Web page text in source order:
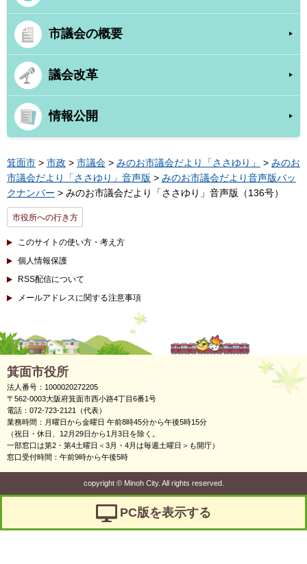
市議会の概要
議会改革
情報公開
箕面市 > 市政 > 市議会 > みのお市議会だより「ささゆり」 > みのお
市議会だより「ささゆり」音声版 > みのお市議会だより音声版バッ
クナンバー > みのお市議会だより「ささゆり」音声版（136号）
市役所への行き方
このサイトの使い方・考え方
個人情報保護
RSS配信について
メールアドレスに関する注意事項
箕面市役所
法人番号：1000020272205
〒562-0003大阪府箕面市西小路4丁目6番1号
電話：072-723-2121（代表）
業務時間：月曜日から金曜日 午前8時45分から午後5時15分
（祝日・休日、12月29日から1月3日を除く。
一部窓口は第2・第4土曜日＜3月・4月は毎週土曜日＞も開庁）
窓口受付時間：午前9時から午後5時
copyright ©Minoh City. All rights reserved.
PC版を表示する